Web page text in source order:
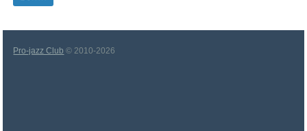
Pro-jazz Club © 2010-2026